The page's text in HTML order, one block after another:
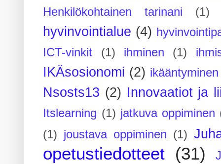
Henkilökohtainen tarinani (1)
hyvinvointialue (4)
ICT-vinkit
(1) ihminen (1)
IKÄsosionomi (2) ikääntyminen
Nsosts13 (2) Innovaatiot ja
Itslearning (1) jatkuva oppiminen
(1) joustava oppiminen (1)
opetustiedotteet (31)